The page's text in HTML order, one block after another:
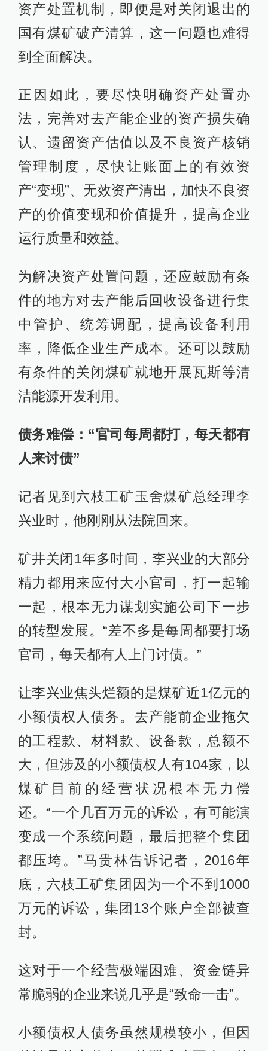
资产处置机制，即便是对关闭退出的
国有煤矿破产清算，这一问题也难得
到全面解决。
正因如此，要尽快明确资产处置办
法，完善对去产能企业的资产损失确
认、遗留资产估值以及不良资产核销
管理制度，尽快让账面上的有效资
产“变现”、无效资产清出，加快不良资
产的价值变现和价值提升，提高企业
运行质量和效益。
为解决资产处置问题，还应鼓励有条
件的地方对去产能后回收设备进行集
中管护、统筹调配，提高设备利用
率，降低企业生产成本。还可以鼓励
有条件的关闭煤矿就地开展瓦斯等清
洁能源开发利用。
债务难偿：“官司每周都打，每天都有
人来讨债”
记者见到六枝工矿玉舍煤矿总经理李
兴业时，他刚刚从法院回来。
矿井关闭1年多时间，李兴业的大部分
精力都用来应付大小官司，打一起输
一起，根本无力谋划实施公司下一步
的转型发展。“差不多是每周都要打场
官司，每天都有人上门讨债。”
让李兴业焦头烂额的是煤矿近1亿元的
小额债权人债务。去产能前企业拖欠
的工程款、材料款、设备款，总额不
大，但涉及的小额债权人有104家，以
煤矿目前的经营状况根本无力偿
还。“一个几百万元的诉讼，有可能演
变成一个系统问题，最后把整个集团
都压垮。”马贵林告诉记者，2016年
底，六枝工矿集团因为一个不到1000
万元的诉讼，集团13个账户全部被查
封。
这对于一个经营极端困难、资金链异
常脆弱的企业来说几乎是“致命一击”。
小额债权人债务虽然规模较小，但因